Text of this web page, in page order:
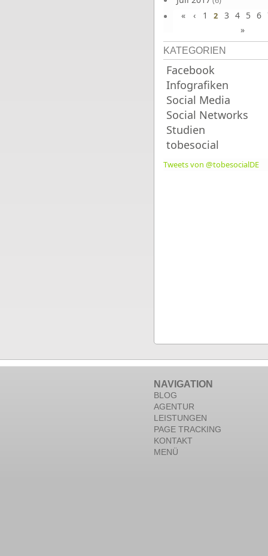
Juni 2017(6)
« ‹ 1 2 3 4 5 6
»
KATEGORIEN
Facebook
Infografiken
Social Media
Social Networks
Studien
tobesocial
Tweets von @tobesocialDE
NAVIGATION
BLOG
AGENTUR
LEISTUNGEN
PAGE TRACKING
KONTAKT
MENÜ